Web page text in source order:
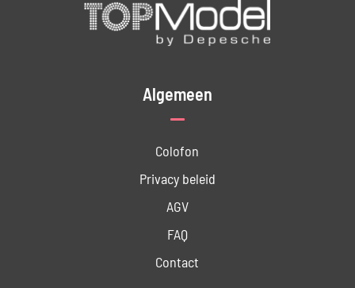
Algemeen
Colofon
Privacy beleid
AGV
FAQ
Contact